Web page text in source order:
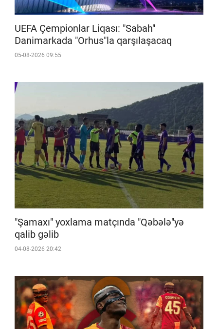
UEFA Çempionlar Liqası: "Sabah"
Danimarkada "Orhus"la qarşılaşacaq
05-08-2026 09:55
"Şamaxı" yoxlama matçında "Qəbələ"yə
qalib gəlib
04-08-2026 20:42